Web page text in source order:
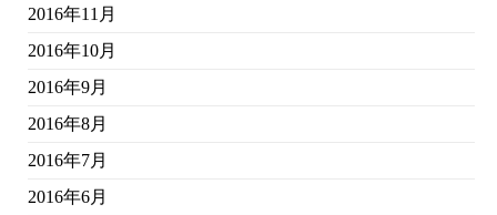
2016年11月
2016年10月
2016年9月
2016年8月
2016年7月
2016年6月